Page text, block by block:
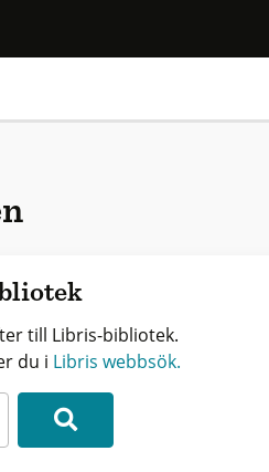
till Libris-bibliotek.
du i Libris webbsök.